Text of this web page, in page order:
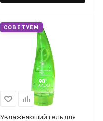
СОВЕТУЕМ
Увлажняющий гель для